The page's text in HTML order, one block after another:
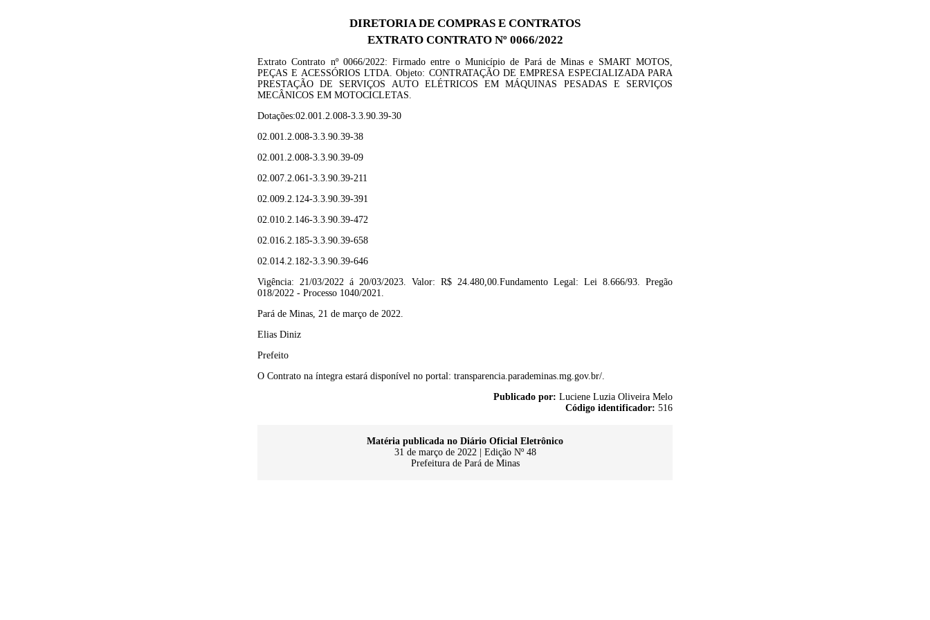
DIRETORIA DE COMPRAS E CONTRATOS
EXTRATO CONTRATO Nº 0066/2022
Extrato Contrato nº 0066/2022: Firmado entre o Município de Pará de Minas e SMART MOTOS,
PEÇAS E ACESSÓRIOS LTDA. Objeto: CONTRATAÇÃO DE EMPRESA ESPECIALIZADA PARA
PRESTAÇÃO DE SERVIÇOS AUTO ELÉTRICOS EM MÁQUINAS PESADAS E SERVIÇOS
MECÂNICOS EM MOTOCICLETAS.
Dotações:02.001.2.008-3.3.90.39-30
02.001.2.008-3.3.90.39-38
02.001.2.008-3.3.90.39-09
02.007.2.061-3.3.90.39-211
02.009.2.124-3.3.90.39-391
02.010.2.146-3.3.90.39-472
02.016.2.185-3.3.90.39-658
02.014.2.182-3.3.90.39-646
Vigência: 21/03/2022 á 20/03/2023. Valor: R$ 24.480,00.Fundamento Legal: Lei 8.666/93. Pregão
018/2022 - Processo 1040/2021.
Pará de Minas, 21 de março de 2022.
Elias Diniz
Prefeito
O Contrato na íntegra estará disponível no portal: transparencia.parademinas.mg.gov.br/.
Publicado por: Luciene Luzia Oliveira Melo
Código identificador: 516
Matéria publicada no Diário Oficial Eletrônico
31 de março de 2022 | Edição Nº 48
Prefeitura de Pará de Minas